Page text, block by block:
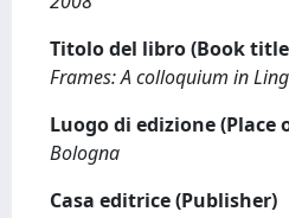
Titolo del libro (Book
Frames: A colloquium in
Luogo di edizione
Bologna
Casa editrice (Publisher)